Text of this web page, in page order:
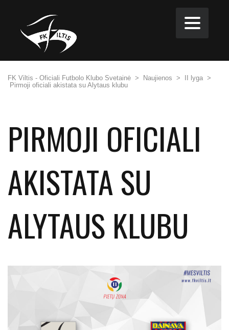
FK Viltis - Oficiali Futbolo Klubo Svetainė > Naujienos > II lyga >
Pirmoji oficiali akistata su Alytaus klubu
PIRMOJI OFICIALI
AKISTATA SU
ALYTAUS KLUBU